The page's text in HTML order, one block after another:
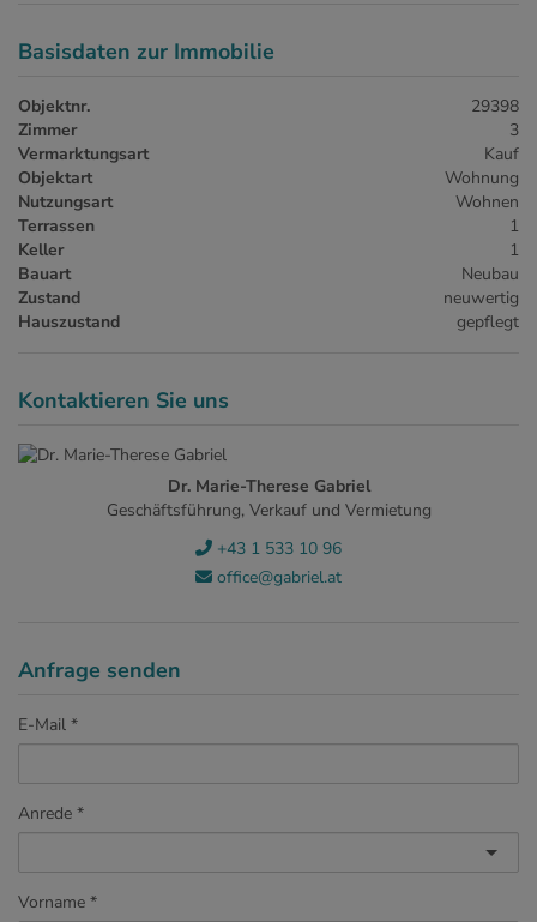
Basisdaten zur Immobilie
Objektnr.
29398
Zimmer
3
Vermarktungsart
Kauf
Objektart
Wohnung
Nutzungsart
Wohnen
Terrassen
1
Keller
1
Bauart
Neubau
Zustand
neuwertig
Hauszustand
gepflegt
Kontaktieren Sie uns
Dr. Marie-Therese Gabriel
Geschäftsführung, Verkauf und Vermietung
+43 1 533 10 96
office@gabriel.at
Anfrage senden
E-Mail
Anrede
Vorname